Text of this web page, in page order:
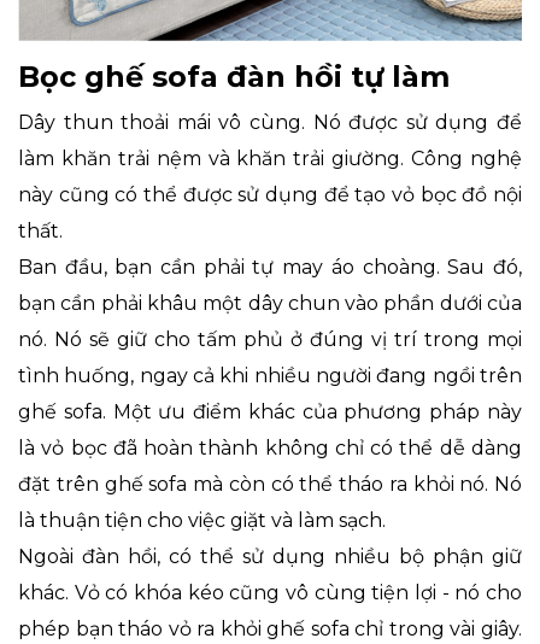
Bọc ghế sofa đàn hồi tự làm
Dây thun thoải mái vô cùng. Nó được sử dụng để
làm khăn trải nệm và khăn trải giường. Công nghệ
này cũng có thể được sử dụng để tạo vỏ bọc đồ nội
thất.
Ban đầu, bạn cần phải tự may áo choàng. Sau đó,
bạn cần phải khâu một dây chun vào phần dưới của
nó. Nó sẽ giữ cho tấm phủ ở đúng vị trí trong mọi
tình huống, ngay cả khi nhiều người đang ngồi trên
ghế sofa. Một ưu điểm khác của phương pháp này
là vỏ bọc đã hoàn thành không chỉ có thể dễ dàng
đặt trên ghế sofa mà còn có thể tháo ra khỏi nó. Nó
là thuận tiện cho việc giặt và làm sạch.
Ngoài đàn hồi, có thể sử dụng nhiều bộ phận giữ
khác. Vỏ có khóa kéo cũng vô cùng tiện lợi - nó cho
phép bạn tháo vỏ ra khỏi ghế sofa chỉ trong vài giây.